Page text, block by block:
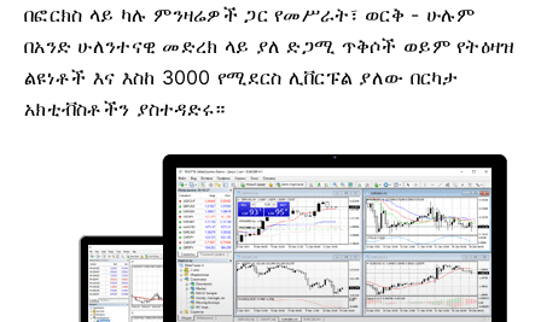
በፎርክስ ላይ ካሉ ምንዛሬዎች ጋር የመሥራት፣ ወርቅ - ሁሉም
በአንድ ሁለንተናዊ መድረክ ላይ ያለ ድጋሚ ጥቅሶች ወይም የትዕዛዝ
ልዩነቶች እና እስከ 3000 የሚደርስ ሊቨርፑል ያለው በርካታ
አክቲቭስቶችን ያስተዳድሩ።